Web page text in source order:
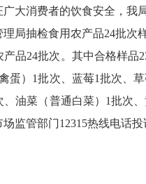
消费者的饮食安全，我
抽检食用农产品24批次
24批次。其中合格样品
蛋）1批次、蓝莓1批次、
油菜（普通白菜）1批次
监管部门12315热线电话